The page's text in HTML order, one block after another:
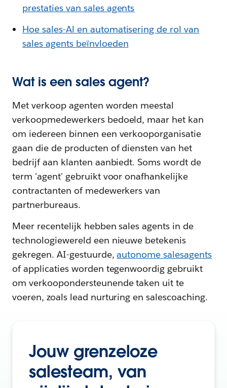
prestaties van sales agents
Hoe sales-Al en automatisering de rol van
sales agents beïnvloeden
Wat is een sales agent?
Met verkoop agenten worden meestal
verkoopmedewerkers bedoeld, maar het kan
om iedereen binnen een verkooporganisatie
gaan die de producten of diensten van het
bedrijf aan klanten aanbiedt. Soms wordt de
term 'agent' gebruikt voor onafhankelijke
contractanten of medewerkers van
partnerbureaus.
Meer recentelijk hebben sales agents in de
technologiewereld een nieuwe betekenis
gekregen. AI-gestuurde,autonome salesagents
of applicaties worden tegenwoordig gebruikt
om verkoopondersteunende taken uit te
voeren, zoals lead nurturing en salescoaching.
Jouw grenzeloze
salesteam, van